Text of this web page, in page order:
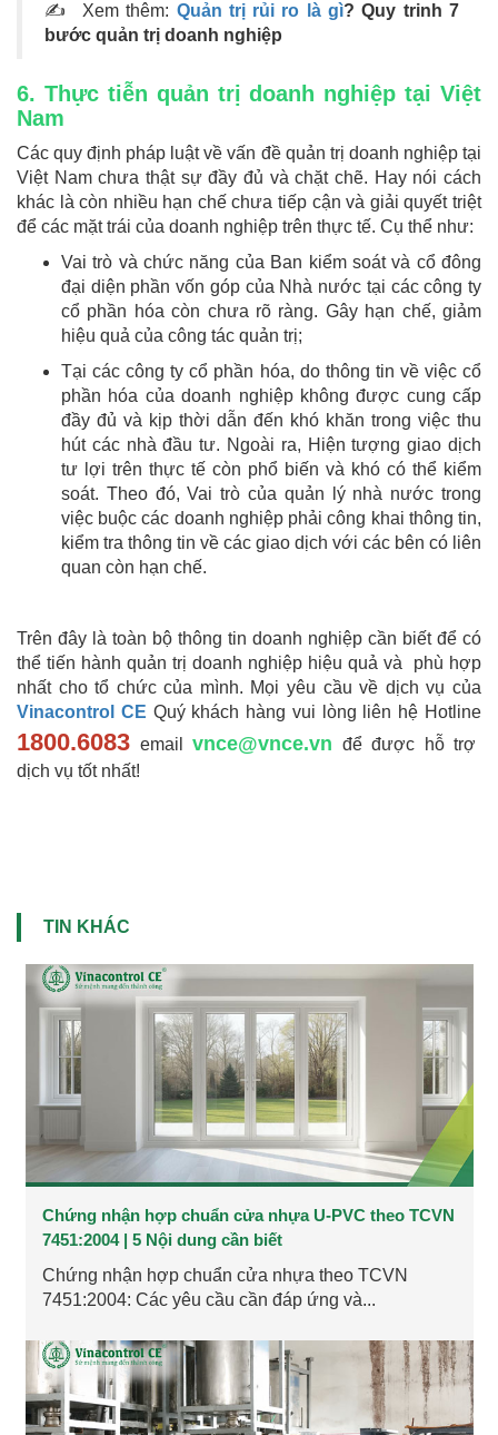
✍ Xem thêm: Quản trị rủi ro là gì? Quy trinh 7
bước quản trị doanh nghiệp
6. Thực tiễn quản trị doanh nghiệp tại Việt
Nam
Các quy định pháp luật về vấn đề quản trị doanh nghiệp tại
Việt Nam chưa thật sự đầy đủ và chặt chẽ. Hay nói cách
khác là còn nhiều hạn chế chưa tiếp cận và giải quyết triệt
để các mặt trái của doanh nghiệp trên thực tế. Cụ thể như:
Vai trò và chức năng của Ban kiểm soát và cổ đông
đại diện phần vốn góp của Nhà nước tại các công ty
cổ phần hóa còn chưa rõ ràng. Gây hạn chế, giảm
hiệu quả của công tác quản trị;
Tại các công ty cổ phần hóa, do thông tin về việc cổ
phần hóa của doanh nghiệp không được cung cấp
đầy đủ và kịp thời dẫn đến khó khăn trong việc thu
hút các nhà đầu tư. Ngoài ra, Hiện tượng giao dịch
tư lợi trên thực tế còn phổ biến và khó có thể kiểm
soát. Theo đó, Vai trò của quản lý nhà nước trong
việc buộc các doanh nghiệp phải công khai thông tin,
kiểm tra thông tin về các giao dịch với các bên có liên
quan còn hạn chế.
Trên đây là toàn bộ thông tin doanh nghiệp cần biết để có
thể tiến hành quản trị doanh nghiệp hiệu quả và phù hợp
nhất cho tổ chức của mình. Mọi yêu cầu về dịch vụ của
Vinacontrol CE Quý khách hàng vui lòng liên hệ Hotline
1800.6083 emailvnce@vnce.vn để được hỗ trợ
dịch vụ tốt nhất!
TIN KHÁC
Chứng nhận hợp chuẩn cửa nhựa U-PVC theo TCVN
7451:2004 | 5 Nội dung cần biết
Chứng nhận hợp chuẩn cửa nhựa theo TCVN
7451:2004: Các yêu cầu cần đáp ứng và...